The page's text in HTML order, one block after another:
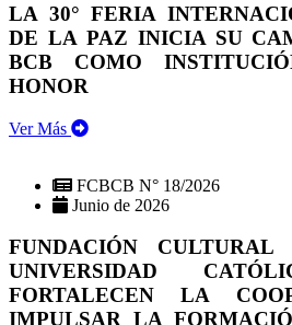
LA 30° FERIA
DE LA PAZ INICIA SU
BCB COMO
HONOR
Ver Más
FCBCB N° 18/2026
Junio de 2026
FUNDACIÓN
UNIVERSIDAD
FORTALECEN LA
IMPULSAR LA